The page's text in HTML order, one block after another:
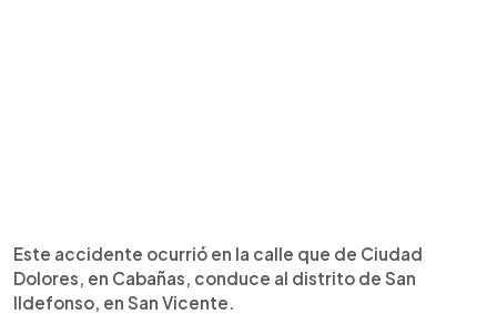
Este accidente ocurrió en la calle que de Ciudad
Dolores, en Cabañas, conduce al distrito de San
Ildefonso, en San Vicente.